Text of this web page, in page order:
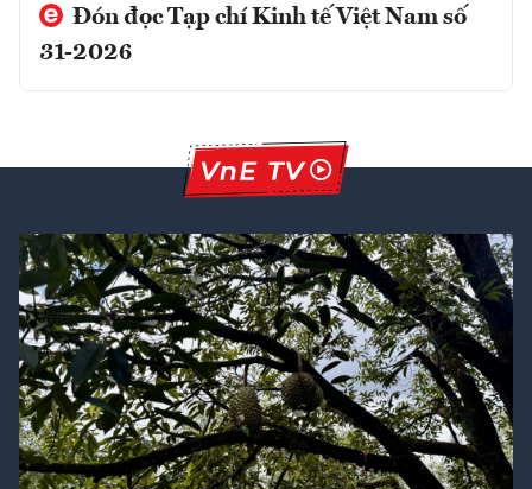
Đón đọc Tạp chí Kinh tế Việt Nam số
31-2026